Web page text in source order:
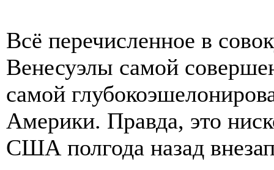
Всё перечисленное в
Венесуэлы самой
самой
Америки. Правда, это
США полгода назад